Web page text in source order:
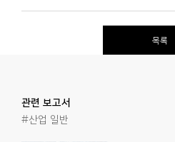
목록
관련 보고서
#산업 일반